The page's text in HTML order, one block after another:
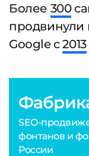
Более 300
продвинули
Google с2013
SEO-
фонтанов и
России